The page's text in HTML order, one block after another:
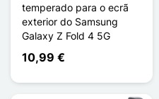
temperado para o ecrã
exterior do Samsung
Galaxy Z Fold 4 5G
10,99 €